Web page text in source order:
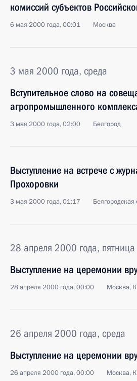
комиссий субъектов
6 мая 2000 года, 00:01 Москва
3 мая 2000 года, среда
Вступительное слово на
агропромышленного
3 мая 2000 года, 02:00 Белгород
Выступление на встрече с
Прохоровки
3 мая 2000 года, 01:17 Белгородская
28 апреля 2000 года, пятница
Выступление на церемонии
28 апреля 2000 года, 00:00 Москва,
26 апреля 2000 года, среда
Выступление на церемонии
26 апреля 2000 года, 00:00 Москва,